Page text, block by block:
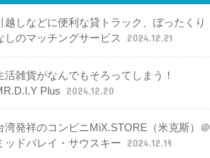
越しなどに便利な貸トラック、ぼったくり
しのマッチングサービス
2024.12.21
活雑貨がなんでもそろってしまう！
Plus
2024.12.20
湾発祥のコンビニMiX.STORE（米克斯）＠
ッドバレイ・サウスキー
2024.12.19